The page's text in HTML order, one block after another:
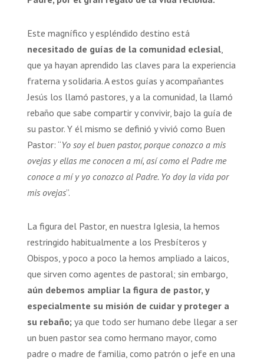
Este magnífico y espléndido destino está
necesitado de guías de la comunidad eclesial,
que ya hayan aprendido las claves para la experiencia
fraterna y solidaria. A estos guías y acompañantes
Jesús los llamó pastores, y a la comunidad, la llamó
rebaño que sabe compartir y convivir, bajo la guía de
su pastor. Y él mismo se definió y vivió como Buen
Pastor: “Yo soy el buen pastor, porque conozco a mis
ovejas y ellas me conocen a mí, así como el Padre me
conoce a mí y yo conozco al Padre. Yo doy la vida por
mis ovejas”.
La figura del Pastor, en nuestra Iglesia, la hemos
restringido habitualmente a los Presbíteros y
Obispos, y poco a poco la hemos ampliado a laicos,
que sirven como agentes de pastoral; sin embargo,
aún debemos ampliar la figura de pastor, y
especialmente su misión de cuidar y proteger a
su rebaño; ya que todo ser humano debe llegar a ser
un buen pastor sea como hermano mayor, como
padre o madre de familia, como patrón o jefe en una